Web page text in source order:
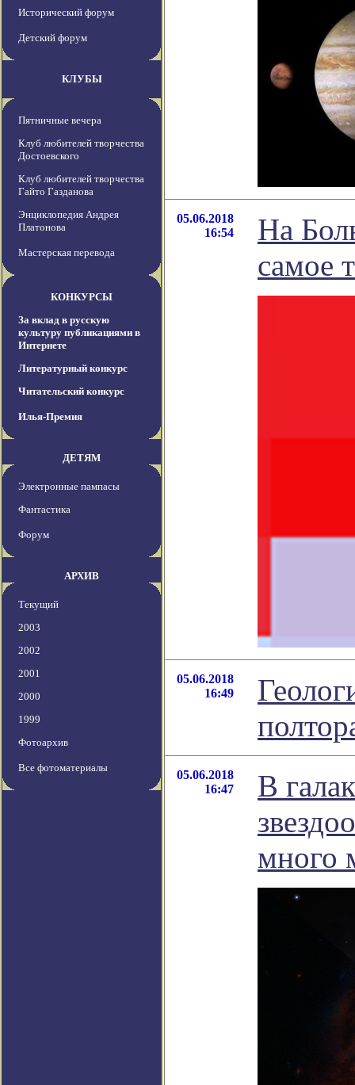
Исторический форум
Детский форум
КЛУБЫ
Пятничные вечера
Клуб любителей творчества
Достоевского
Клуб любителей творчества
Гайто Газданова
Энциклопедия Андрея
Платонова
Мастерская перевода
КОНКУРСЫ
За вклад в русскую
культуру публикациями в
Интернете
Литературный конкурс
Читательский конкурс
Илья-Премия
ДЕТЯМ
Электронные пампасы
Фантастика
Форум
АРХИВ
Текущий
2003
2002
2001
2000
1999
Фотоархив
Все фотоматериалы
05.06.2018
16:54
На
самое
05.06.2018
16:49
05.06.2018
16:47
В
много